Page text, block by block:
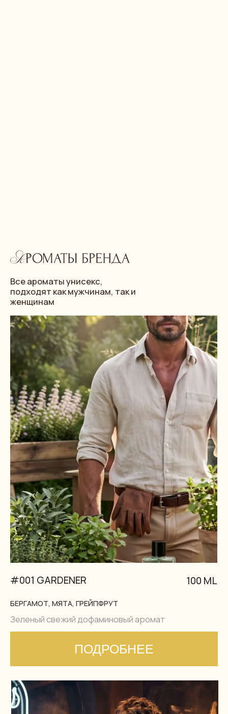
Гурманский согревающий аромат с алкогольными
нотами
БЕРГАМОТ, МЯТА, ГРЕЙПФРУТ
#001 GARDENER
Зеленый свежий дофаминовый аромат
ПОДРОБНЕЕ
ПОДРОБНЕЕ